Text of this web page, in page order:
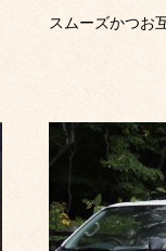
スムーズかつお